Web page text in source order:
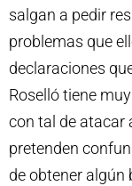
salgan a pedir
problemas que
declaraciones
Roselló tiene
con tal de atacar
pretenden
de obtener algún